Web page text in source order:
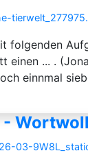
einen ... .
einnmal
-
03-